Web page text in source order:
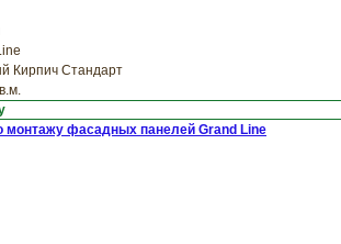
Кирпич Стандарт
монтажу фасадных панелей Grand Line